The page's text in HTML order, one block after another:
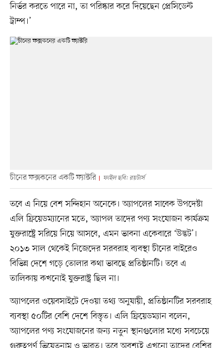
নির্ভর করতে পারে না, তা পরিষ্কার করে দিয়েছেন প্রেসিডেন্ট
ট্রাম্প।’
চীনের ফক্সকনের একটি ফ্যাক্টরি ফাইল ছবি: রয়টার্স
তবে এ নিয়ে বেশ সন্দিহান অনেকে। অ্যাপলের সাবেক উপদেষ্টা
এলি ফ্রিয়েডম্যানের মতে, অ্যাপল তাদের পণ্য সংযোজন কার্যক্রম
যুক্তরাষ্ট্রে সরিয়ে নিয়ে আসবে, এমন ভাবনা একেবারে ‘উদ্ভট’।
২০১৩ সাল থেকেই নিজেদের সরবরাহ ব্যবস্থা চীনের বাইরেও
বিভিন্ন দেশে গড়ে তোলার কথা ভাবছে প্রতিষ্ঠানটি। তবে এ
তালিকায় কখনোই যুক্তরাষ্ট্র ছিল না।
অ্যাপলের ওয়েবসাইটে দেওয়া তথ্য অনুযায়ী, প্রতিষ্ঠানটির সরবরাহ
ব্যবস্থা ৫০টির বেশি দেশে বিস্তৃত। এলি ফ্রিয়েডম্যান বলেন,
অ্যাপলের পণ্য সংযোজনের জন্য নতুন স্থানগুলোর মধ্যে সবচেয়ে